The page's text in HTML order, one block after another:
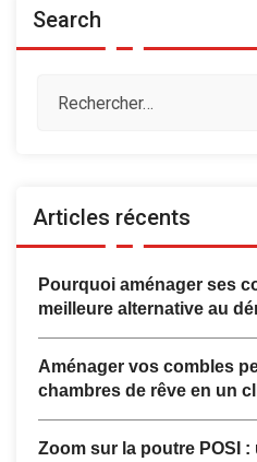
Search
Articles récents
Pourquoi aménager ses
meilleure alternative au
Aménager vos combles
chambres de rêve en un
Zoom sur la poutre POSI